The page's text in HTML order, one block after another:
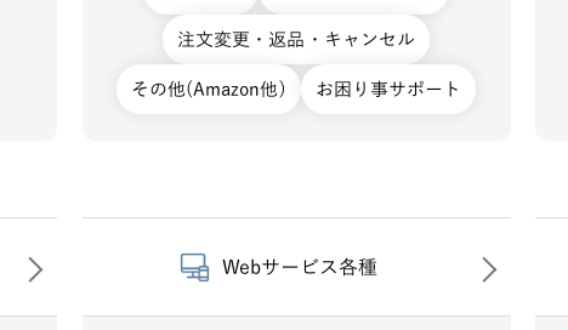
注文変更・返品・キャンセル
その他(Amazon他) お困り事サポート
Webサービス各種